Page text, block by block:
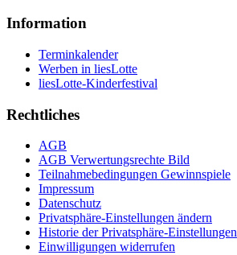
Information
Terminkalender
Werben in liesLotte
liesLotte-Kinderfestival
Rechtliches
AGB
AGB Verwertungsrechte Bild
Teilnahmebedingungen Gewinnspiele
Impressum
Datenschutz
Privatsphäre-Einstellungen ändern
Historie der Privatsphäre-Einstellungen
Einwilligungen widerrufen